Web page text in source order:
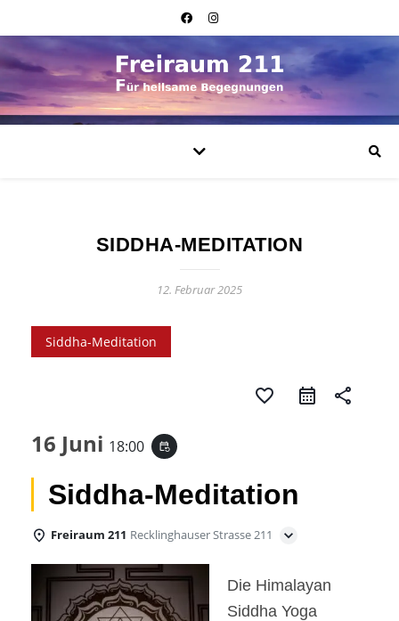
SIDDHA-MEDITATION
12. Februar 2025
Siddha-Meditation
favorite_border share
16 Juni 18:00 event_repeat
Siddha-Meditation
Freiraum 211 Recklinghauser Strasse 211
Die Himalayan
Siddha Yoga